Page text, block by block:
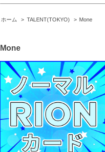
ホーム > TALENT(TOKYO) > Mone
Mone